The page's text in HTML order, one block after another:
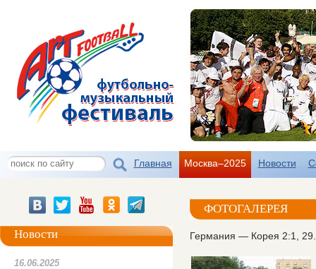
Главная Москва–2025 Новости
Новости
16.06.2025
ФОТОГАЛЕРЕЯ
Германия — Корея 2:1,